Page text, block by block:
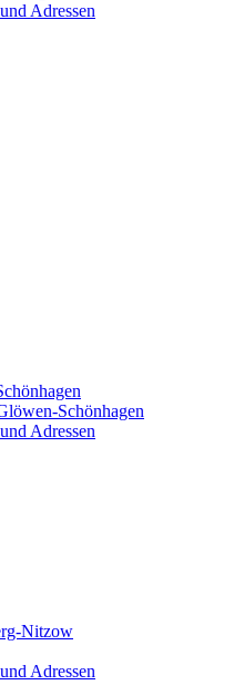
Adressen
Schönhagen
Adressen
Nitzow
Adressen